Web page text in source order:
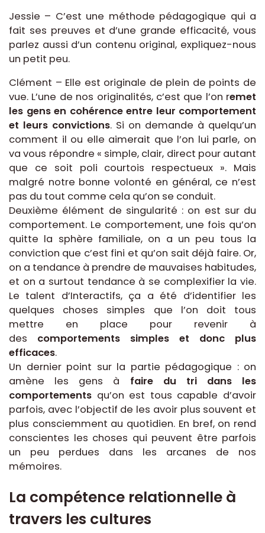
Jessie – C’est une méthode pédagogique qui a
fait ses preuves et d’une grande efficacité, vous
parlez aussi d’un contenu original, expliquez-nous
un petit peu.
Clément – Elle est originale de plein de points de
vue. L’une de nos originalités, c’est que l’on remet
les gens en cohérence entre leur comportement
et leurs convictions. Si on demande à quelqu’un
comment il ou elle aimerait que l’on lui parle, on
va vous répondre « simple, clair, direct pour autant
que ce soit poli courtois respectueux ». Mais
malgré notre bonne volonté en général, ce n’est
pas du tout comme cela qu’on se conduit.
Deuxième élément de singularité : on est sur du
comportement. Le comportement, une fois qu’on
quitte la sphère familiale, on a un peu tous la
conviction que c’est fini et qu’on sait déjà faire. Or,
on a tendance à prendre de mauvaises habitudes,
et on a surtout tendance à se complexifier la vie.
Le talent d’Interactifs, ça a été d’identifier les
quelques choses simples que l’on doit tous
mettre en place pour revenir à
des comportements simples et donc plus
efficaces.
Un dernier point sur la partie pédagogique : on
amène les gens à faire du tri dans les
comportements qu’on est tous capable d’avoir
parfois, avec l’objectif de les avoir plus souvent et
plus consciemment au quotidien. En bref, on rend
conscientes les choses qui peuvent être parfois
un peu perdues dans les arcanes de nos
mémoires.
La compétence relationnelle à
travers les cultures